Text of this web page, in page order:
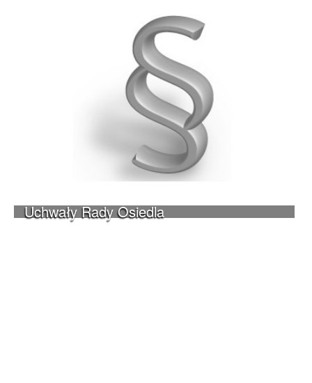
Uchwały Rady Osiedla